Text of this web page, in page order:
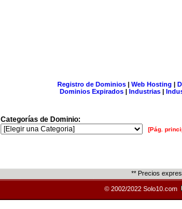
Registro de Dominios| Web Hosting |
Dominios Expirados | Industrias |
Categorías de Dominio:
[Pág.
** Precios
© 2002/2022 Solo10.com